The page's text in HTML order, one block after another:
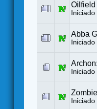
Oilfield
Abba